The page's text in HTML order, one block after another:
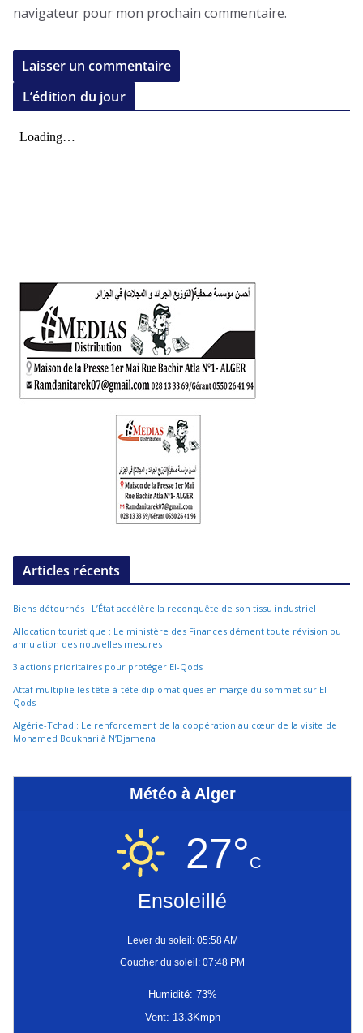
navigateur pour mon prochain commentaire.
L’édition du jour
Articles récents
Biens détournés : L’État accélère la reconquête de son tissu industriel
Allocation touristique : Le ministère des Finances dément toute révision ou
annulation des nouvelles mesures
3 actions prioritaires pour protéger El-Qods
Attaf multiplie les tête-à-tête diplomatiques en marge du sommet sur El-
Qods
Algérie-Tchad : Le renforcement de la coopération au cœur de la visite de
Mohamed Boukhari à N’Djamena
Météo à Alger
27°C
Ensoleillé
Lever du soleil: 05:58 AM
Coucher du soleil: 07:48 PM
Humidité: 73%
Vent: 13.3Kmph